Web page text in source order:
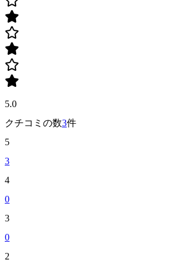
5.0
クチコミの数3件
5
3
4
0
3
0
2